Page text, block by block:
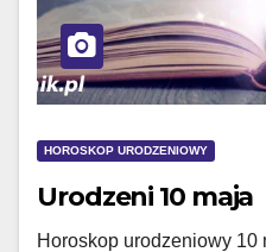
HOROSKOP URODZENIOWY
Urodzeni 10 maja
Horoskop urodzeniowy